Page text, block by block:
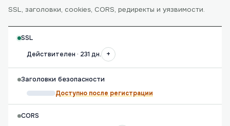
SSL, заголовки, cookies, CORS, редиректы и уязвимости.
SSL
Действителен · 231 дн.
+
Заголовки безопасности
Доступно после регистрации
CORS